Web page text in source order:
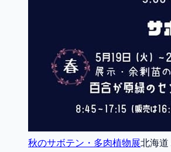
秋のサボテン・多肉植物展北海道